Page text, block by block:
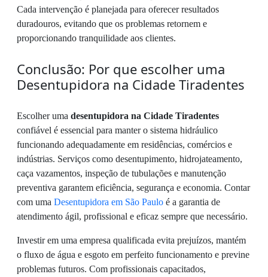
Cada intervenção é planejada para oferecer resultados
duradouros, evitando que os problemas retornem e
proporcionando tranquilidade aos clientes.
Conclusão: Por que escolher uma
Desentupidora na Cidade Tiradentes
Escolher uma desentupidora na Cidade Tiradentes
confiável é essencial para manter o sistema hidráulico
funcionando adequadamente em residências, comércios e
indústrias. Serviços como desentupimento, hidrojateamento,
caça vazamentos, inspeção de tubulações e manutenção
preventiva garantem eficiência, segurança e economia. Contar
com uma Desentupidora em São Paulo é a garantia de
atendimento ágil, profissional e eficaz sempre que necessário.
Investir em uma empresa qualificada evita prejuízos, mantém
o fluxo de água e esgoto em perfeito funcionamento e previne
problemas futuros. Com profissionais capacitados,